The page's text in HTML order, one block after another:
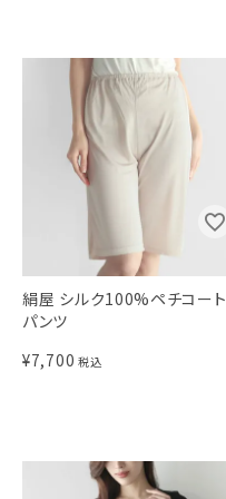
絹屋 シルク100%ペチコート
パンツ
¥7,700 税込